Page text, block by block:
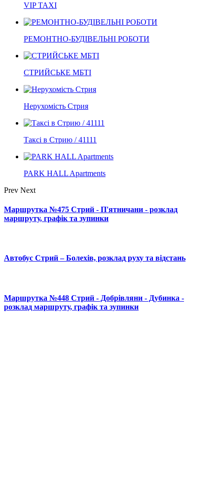
VIP TAXI
РЕМОНТНО-БУДІВЕЛЬНІ РОБОТИ
СТРИЙСЬКЕ МБТІ
Нерухомість Стрия
Таксі в Стрию / 41111
PARK HALL Apartments
Prev Next
Маршрутка №475 Стрий - П'ятничани - розклад
маршруту, графік та зупинки
Автобус Стрий – Болехів, розклад руху та відстань
Маршрутка №448 Стрий - Добрівляни - Дубинка -
розклад маршруту, графік та зупинки